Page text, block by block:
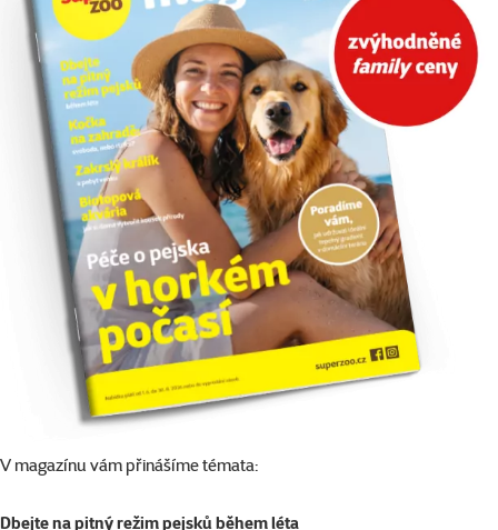
V magazínu vám přinášíme témata:
Dbejte na pitný režim pejsků během léta